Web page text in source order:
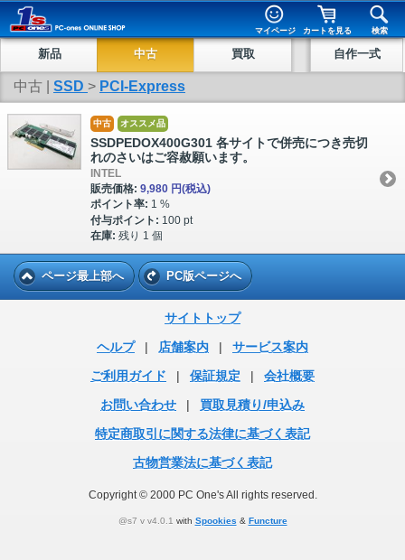
マイページ カートを見る 検索
新品 中古 買取 自作一式
中古 | SSD > PCI-Express
中古 オススメ品
SSDPEDOX400G301 各サイトで併売につき売切
れのさいはご容赦願います。
INTEL
販売価格: 9,980 円(税込)
ポイント率: 1 %
付与ポイント: 100 pt
在庫: 残り 1 個
ページ最上部へ PC版ページへ
サイトトップ
ヘルプ
| 店舗案内 |
サービス案内
ご利用ガイド
| 保証規定 |
会社概要
お問い合わせ
|
買取見積り/申込み
特定商取引に関する法律に基づく表記
古物営業法に基づく表記
Copyright © 2000 PC One's All rights reserved.
@s7 v v4.0.1 with Spookies & Functure